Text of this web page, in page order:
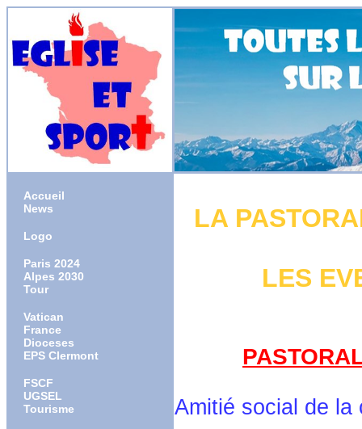
Accueil
News
Logo
Paris 2024
Alpes 2030
Tour
Vatican
France
Dioceses
EPS Clermont
FSCF
UGSEL
Tourisme
LA
LES
Amitié social de la